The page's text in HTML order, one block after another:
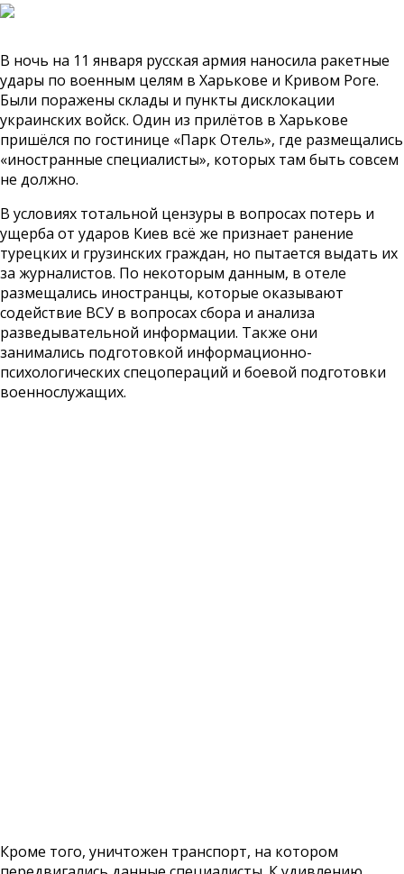
В ночь на 11 января русская армия наносила ракетные
удары по военным целям в Харькове и Кривом Роге.
Были поражены склады и пункты дисклокации
украинских войск. Один из прилётов в Харькове
пришёлся по гостинице «Парк Отель», где размещались
«иностранные специалисты», которых там быть совсем
не должно.
В условиях тотальной цензуры в вопросах потерь и
ущерба от ударов Киев всё же признает ранение
турецких и грузинских граждан, но пытается выдать их
за журналистов. По некоторым данным, в отеле
размещались иностранцы, которые оказывают
содействие ВСУ в вопросах сбора и анализа
разведывательной информации. Также они
занимались подготовкой информационно-
психологических спецопераций и боевой подготовки
военнослужащих.
Кроме того, уничтожен транспорт, на котором